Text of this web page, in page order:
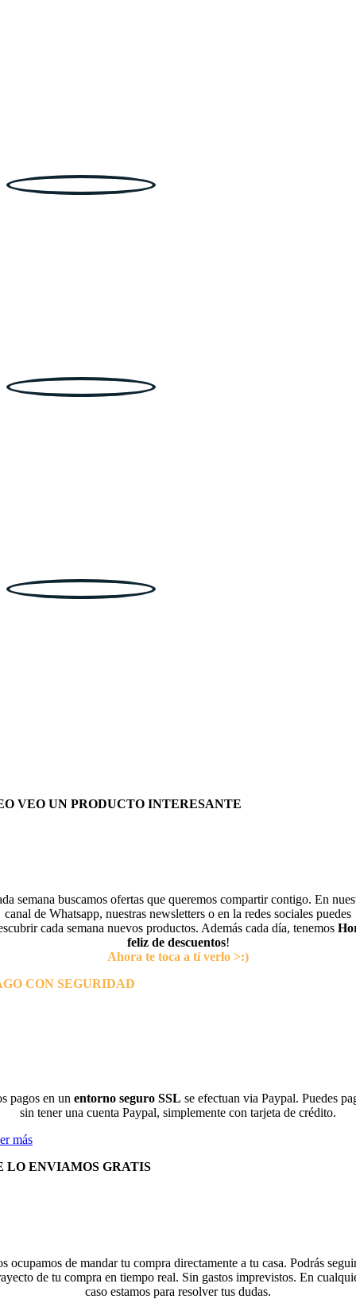
VEO UN PRODUCTO INTERESANTE
semana buscamos ofertas que queremos compartir contigo. En
canal de Whatsapp, nuestras newsletters o en la redes sociales puedes
cada semana nuevos productos. Además cada día, tenemos
feliz de descuentos!
Ahora te toca a tí verlo >:)
CON SEGURIDAD
pagos en un entorno seguro SSL se efectuan via Paypal. Puedes
sin tener una cuenta Paypal, simplemente con tarjeta de crédito.
más
LO ENVIAMOS GRATIS
ocupamos de mandar tu compra directamente a tu casa. Podrás
de tu compra en tiempo real. Sin gastos imprevistos. En
caso estamos para resolver tus dudas.